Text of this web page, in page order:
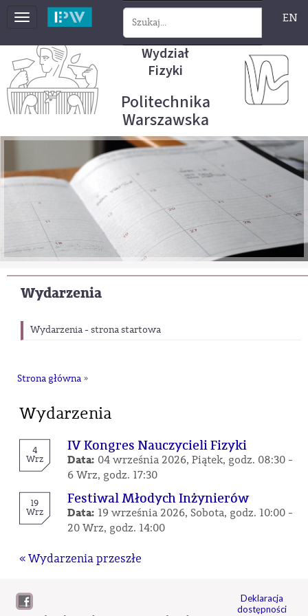
Toggle
EN
Wydział
Fizyki
Politechnika
Warszawska
Wydarzenia
Wydarzenia - strona startowa
Strona główna »
Wydarzenia
4
Wrz
IV Kongres Nauczycieli Fizyki
Data: 04 września 2026, Piątek, godz. 08:30 -
6 Wrz, godz. 17:30
19
Wrz
Festiwal Młodych Inżynierów
Data: 19 września 2026, Sobota, godz. 10:00 -
20 Wrz, godz. 14:00
« Wydarzenia przeszłe
Deklaracja
dostępności